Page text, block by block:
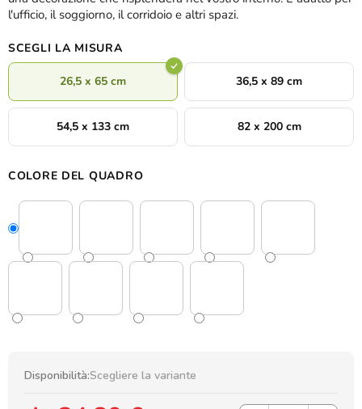
l'ufficio, il soggiorno, il corridoio e altri spazi.
SCEGLI LA MISURA
26,5 x 65 cm 36,5 x 89 cm
54,5 x 133 cm 82 x 200 cm
COLORE DEL QUADRO
Disponibilità:Scegliere la variante